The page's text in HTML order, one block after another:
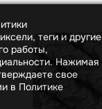
теги и другие
работы,
Нажимая
свое
в Политике